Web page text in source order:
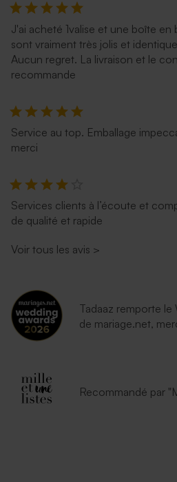
J'ai acheté 1valise et une boîte en
sont vraiment très jolis et
Aucun regret. La livraison et le
recommande
Service au top. Emballage
merci
Services clients à l’écoute et
de qualité et rapide
Voir tous les avis >
Tadaaz remporte
de mariage.net,
Recommandé par